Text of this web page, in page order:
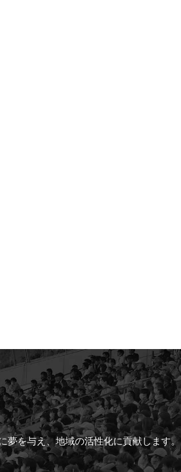
夢を与え、地域の活性化に貢献します。